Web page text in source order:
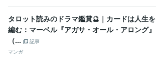
タロット読みのドラマ鑑賞🔮｜カードは人生を
編む：マーベル『アガサ・オール・アロング』
（...
記事
マンガ